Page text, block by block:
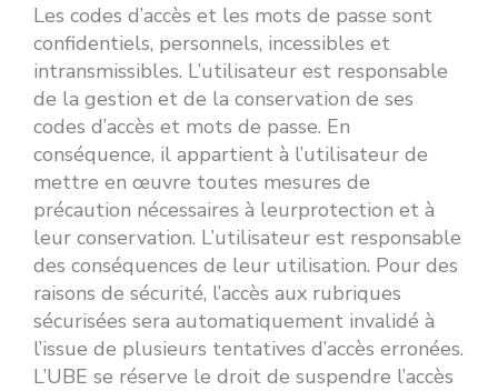
Les codes d’accès et les mots de passe sont
confidentiels, personnels, incessibles et
intransmissibles. L’utilisateur est responsable
de la gestion et de la conservation de ses
codes d’accès et mots de passe. En
conséquence, il appartient à l’utilisateur de
mettre en œuvre toutes mesures de
précaution nécessaires à leurprotection et à
leur conservation. L’utilisateur est responsable
des conséquences de leur utilisation. Pour des
raisons de sécurité, l’accès aux rubriques
sécurisées sera automatiquement invalidé à
l’issue de plusieurs tentatives d’accès erronées.
L’UBE se réserve le droit de suspendre l’accès